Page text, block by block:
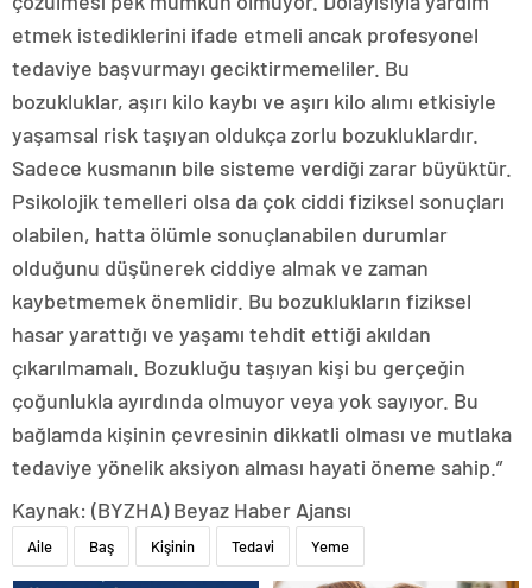
etmek istediklerini ifade etmeli ancak profesyonel
tedaviye başvurmayı geciktirmemeliler. Bu
bozukluklar, aşırı kilo kaybı ve aşırı kilo alımı etkisiyle
yaşamsal risk taşıyan oldukça zorlu bozukluklardır.
Sadece kusmanın bile sisteme verdiği zarar büyüktür.
Psikolojik temelleri olsa da çok ciddi fiziksel sonuçları
olabilen, hatta ölümle sonuçlanabilen durumlar
olduğunu düşünerek ciddiye almak ve zaman
kaybetmemek önemlidir. Bu bozuklukların fiziksel
hasar yarattığı ve yaşamı tehdit ettiği akıldan
çıkarılmamalı. Bozukluğu taşıyan kişi bu gerçeğin
çoğunlukla ayırdında olmuyor veya yok sayıyor. Bu
bağlamda kişinin çevresinin dikkatli olması ve mutlaka
tedaviye yönelik aksiyon alması hayati öneme sahip.”
Kaynak: (BYZHA) Beyaz Haber Ajansı
Aile Baş Kişinin Tedavi Yeme